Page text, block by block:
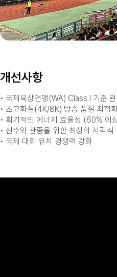
개선사항
• 국제육상연맹(WA) Class I 기준
• 초고화질(4K/8K) 방송 품질 최적
• 획기적인 에너지 효율성 (60% 이
• 선수와 관중을 위한 최상의 시각적
• 국제 대회 유치 경쟁력 강화